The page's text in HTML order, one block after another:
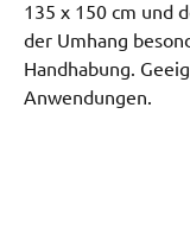
135 x 150 cm und
der Umhang
Handhabung.
Anwendungen.